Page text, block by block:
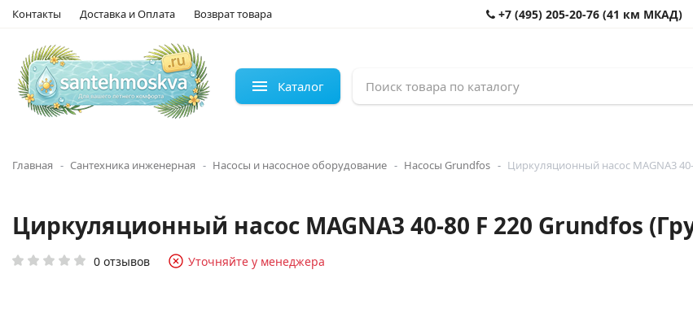
Контакты Доставка и Оплата Возврат товара +7 (495) 205-20-76 (41 км МКАД)
Каталог
Главная Сантехника инженерная Насосы и насосное оборудование Насосы Grundfos Циркуляционный насос MAGNA3
Циркуляционный насос MAGNA3 40-80 F 220 Grundfos
0 отзывов Уточняйте у менеджера